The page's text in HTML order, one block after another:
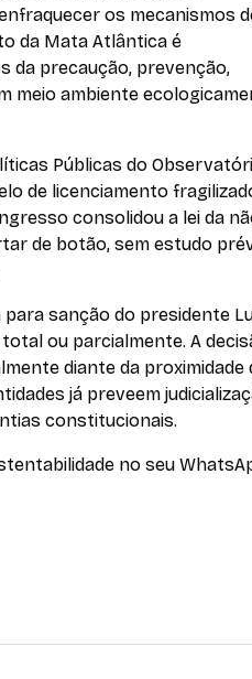
os mecanismos
da Mata Atlântica é
da precaução, prevenção,
meio ambiente
Públicas do
de licenciamento
consolidou a lei da
de botão, sem estudo
sanção do presidente
ou parcialmente. A
diante da proximidade
já preveem
constitucionais.
no seu